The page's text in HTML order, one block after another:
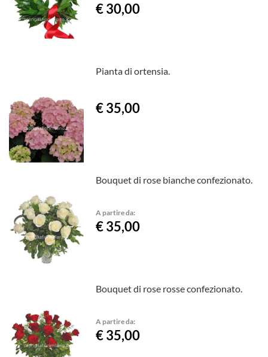
€ 30,00
Pianta di ortensia.
€ 35,00
Bouquet di rose bianche confezionato.
A partire da:
€ 35,00
Bouquet di rose rosse confezionato.
A partire da:
€ 35,00